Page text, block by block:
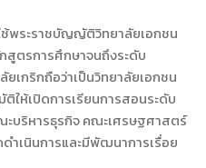
ช้พระราชบัญญัติวิทยาลัยเอกชน
สูตรการศึกษาจนถึงระดับ
เกริกถือว่าเป็นวิทยาลัยเอกชน
ให้เปิดการเรียนการสอนระดับ
บริหารธุรกิจ คณะเศรษฐศาสตร์
ำเนินการและมีพัฒนาการเรื่อย